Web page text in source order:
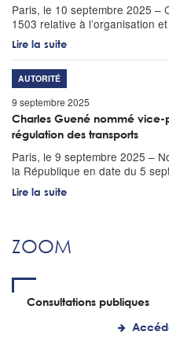
Paris, le 10 septembre 2025 –
1503 relative à l’organisation
Lire la suite
AUTORITÉ
9 septembre 2025
Charles Guené nommé vice-
régulation des transports
Paris, le 9 septembre 2025 –
la République en date du 5
Lire la suite
ZOOM
Consultations publiques